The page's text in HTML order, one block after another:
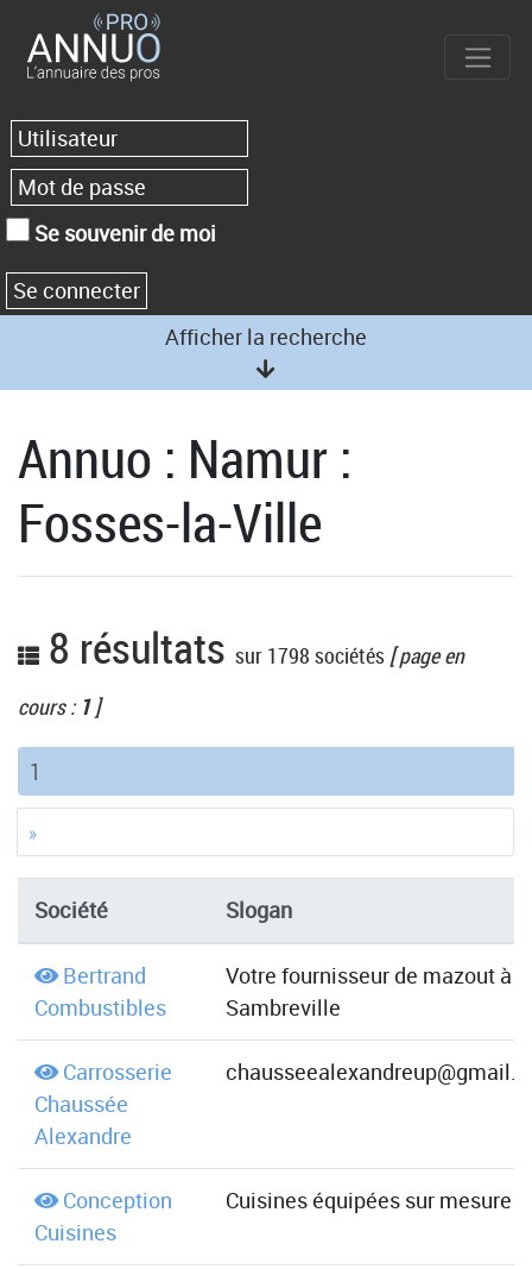
Se souvenir de moi
Afficher la recherche
Annuo : Namur :
Fosses-la-Ville
8 résultats sur 1798 sociétés [ page en
cours : 1]
1
»
Société Slogan
Bertrand
Combustibles
Votre fournisseur de mazout à
Sambreville
Carrosserie
Chaussée
Alexandre
Conception
Cuisines
Cuisines équipées sur mesure